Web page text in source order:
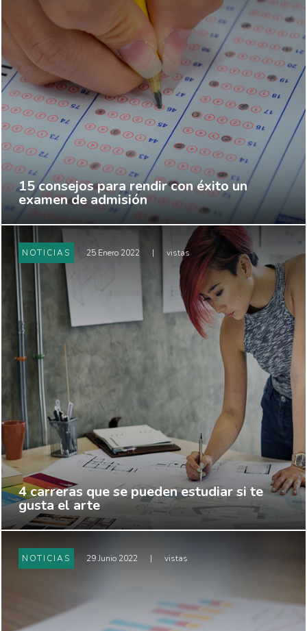
15 consejos para rendir con éxito un
examen de admisión
NOTICIAS 25 Enero 2022 | vistas
4 carreras que se pueden estudiar si te
gusta el arte
NOTICIAS 29 Junio 2022 | vistas